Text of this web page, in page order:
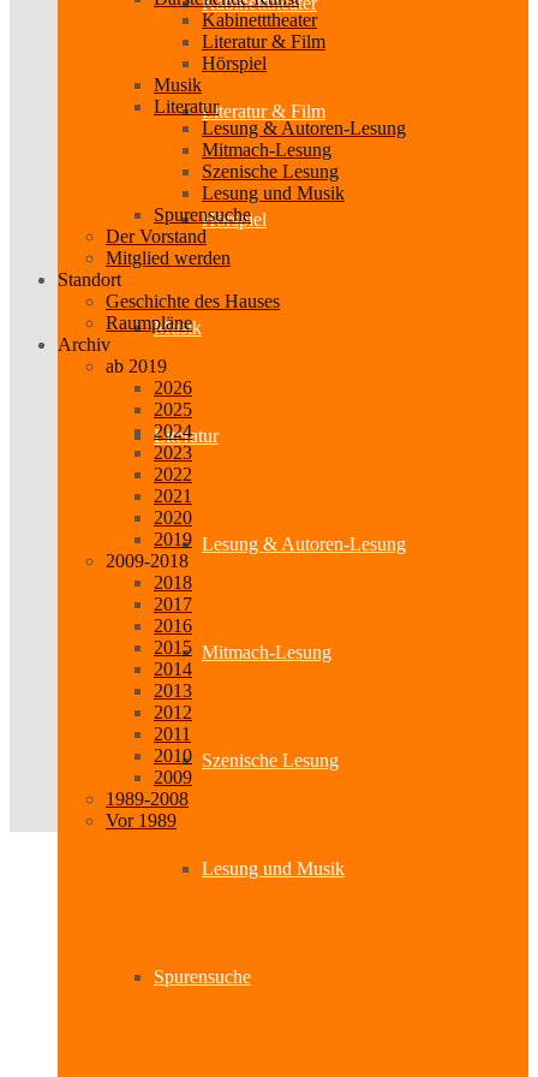
Literatur & Film
Hörspiel
Musik
Literatur
Lesung & Autoren-Lesung
Mitmach-Lesung
Szenische Lesung
Lesung und Musik
Spurensuche
Kabinetttheater
Literatur & Film
Hörspiel
Musik
Literatur
Lesung & Autoren-Lesung
Mitmach-Lesung
Szenische Lesung
Lesung und Musik
Spurensuche
Der Vorstand
Mitglied werden
Standort
Geschichte des Hauses
Raumpläne
Archiv
ab 2019
2026
2025
2024
2023
2022
2021
2020
2019
2009-2018
2018
2017
2016
2015
2014
2013
2012
2011
2010
2009
1989-2008
Vor 1989